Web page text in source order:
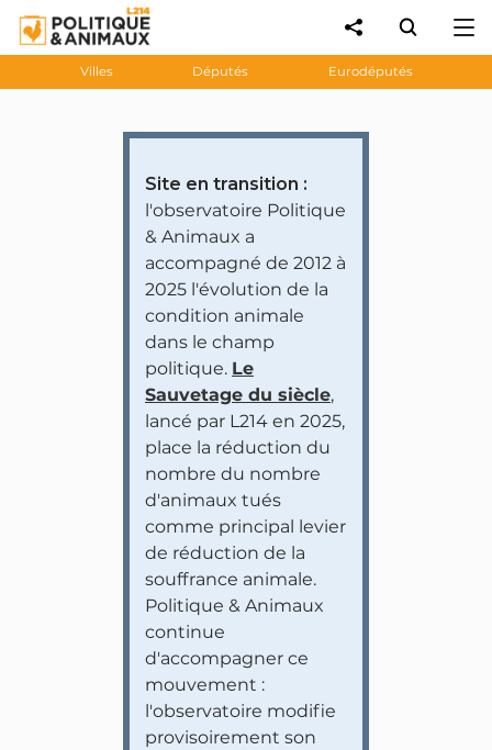
Villes Députés Eurodéputés
Site en transition :
l'observatoire Politique
& Animaux a
accompagné de 2012 à
2025 l'évolution de la
condition animale
dans le champ
politique. Le
Sauvetage du siècle,
lancé par L214 en 2025,
place la réduction du
nombre du nombre
d'animaux tués
comme principal levier
de réduction de la
souffrance animale.
Politique & Animaux
continue
d'accompagner ce
mouvement :
l'observatoire modifie
provisoirement son